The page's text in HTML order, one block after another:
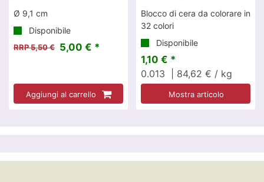
Ø 9,1 cm
Disponibile
RRP 5,50 € 5,00 € *
Aggiungi al carrello
Blocco di cera da colorare in
32 colori
Disponibile
1,10 € *
0.013
| 84,62 € / kg
Mostra articolo